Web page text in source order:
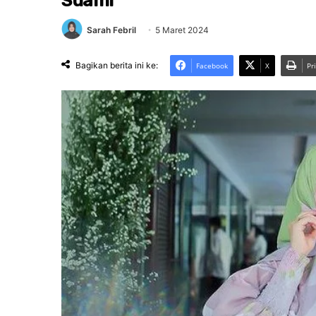
Sarah Febril 5 Maret 2024
Bagikan berita ini ke: Facebook X